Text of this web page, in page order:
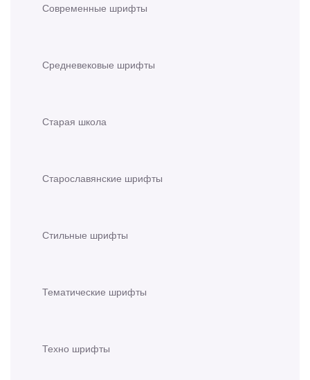
Современные шрифты
Средневековые шрифты
Старая школа
Старославянские шрифты
Стильные шрифты
Тематические шрифты
Техно шрифты